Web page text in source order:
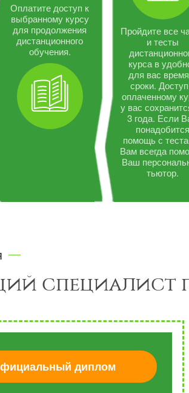
Оплатите доступ к
выбранному курсу
для продолжения
дистанционного
обучения.
Пройдите все
и тесты
курса в
для вас
сроки.
оплаченному
у вас
3 года. Если
понадобится
помощь с
Вам всегда
Ваш
тьютор.
специалист
диплом